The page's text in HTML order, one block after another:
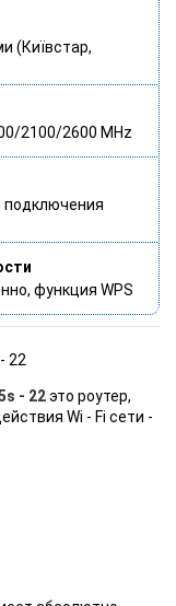
(Київстар,
2100/2600 MHz
подключения
функция WPS
22
- 22это роутер,
Wi - Fi сети -